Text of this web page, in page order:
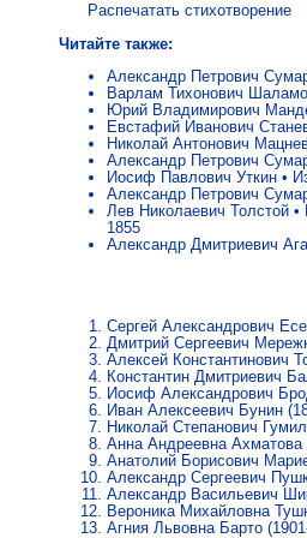
Распечатать стихотворение
Читайте также:
Александр Петрович
Варлам Тихонович
Юрий Владимирович
Евстафий Иванович
Николай Антонович
Александр Петрович
Иосиф Павлович Уткин •
Александр Петрович
Лев Николаевич Толстой •
1855
Александр Дмитриевич
Сергей Александрович
Дмитрий Сергеевич
Алексей Константинович
Константин Дмитриевич
Иосиф Александрович
Иван Алексеевич Бунин
Николай Степанович
Анна Андреевна Ахматова
Анатолий Борисович
Александр Сергеевич
Александр Васильевич
Вероника Михайловна
Агния Львовна Барто